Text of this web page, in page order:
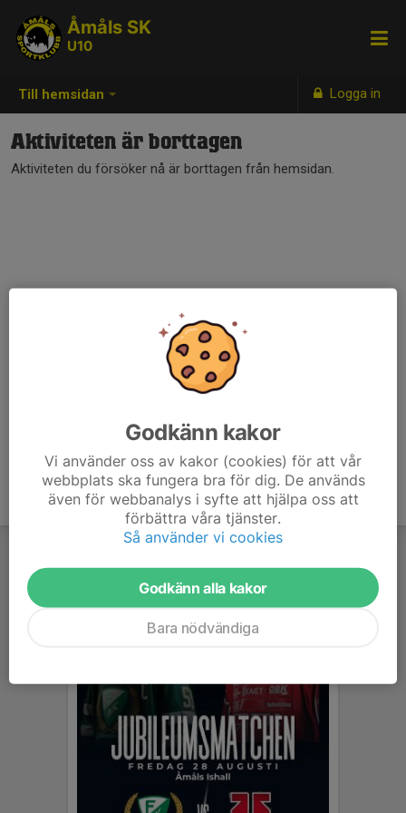
Till hemsidan Logga in
Åmåls SK
U10
Aktiviteten är borttagen
Aktiviteten du försöker nå är borttagen från hemsidan.
Godkänn kakor
Vi använder oss av kakor (cookies) för att vår
webbplats ska fungera bra för dig. De används
även för webbanalys i syfte att hjälpa oss att
förbättra våra tjänster.
Så använder vi cookies
Godkänn alla kakor
Bara nödvändiga